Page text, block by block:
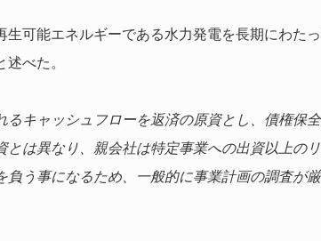
可能エネルギーである水力発電を長期にわた
べた。
キャッシュフローを返済の原資とし、債権保
は異なり、親会社は特定事業への出資以上の
う事になるため、一般的に事業計画の調査が